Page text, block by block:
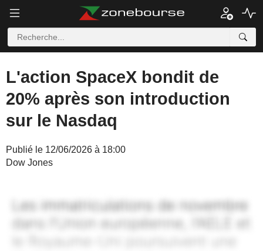
L'action SpaceX bondit de
20% après son introduction
sur le Nasdaq
Publié le 12/06/2026 à 18:00
Dow Jones